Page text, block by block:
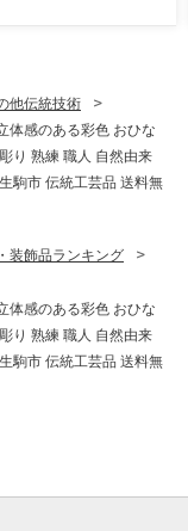
他伝統技術
感のある彩色 おひな
り 熟練 職人 自然由来
駒市 伝統工芸品 送料無
装飾品ランキング
感のある彩色 おひな
り 熟練 職人 自然由来
駒市 伝統工芸品 送料無